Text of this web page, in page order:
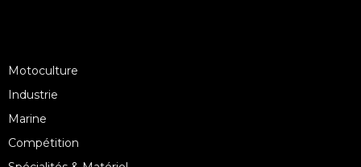
Motoculture
Industrie
Marine
Compétition